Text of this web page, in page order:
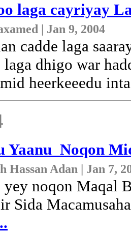
laga cayriyay
| Jan 9, 2004
cadde laga
laga dhigo war
heerkeeedu
Yaanu Noqon
Hassan Adan | Jan 7,
yey noqon Maqal
Sida